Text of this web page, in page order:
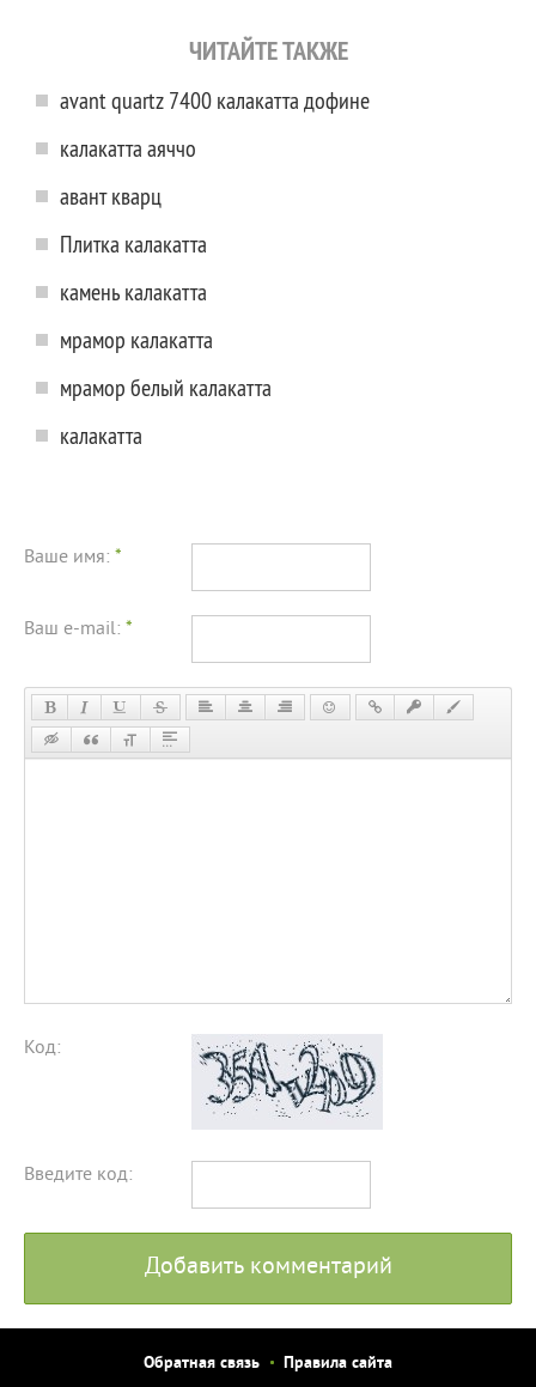
ЧИТАЙТЕ ТАКЖЕ
avant quartz 7400 калакатта дофине
калакатта аяччо
авант кварц
Плитка калакатта
камень калакатта
мрамор калакатта
мрамор белый калакатта
калакатта
Ваше имя: *
Ваш e-mail: *
Код:
Введите код:
Добавить комментарий
Обратная связь Правила сайта